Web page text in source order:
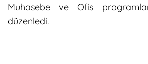
Muhasebe ve Ofis
düzenledi.